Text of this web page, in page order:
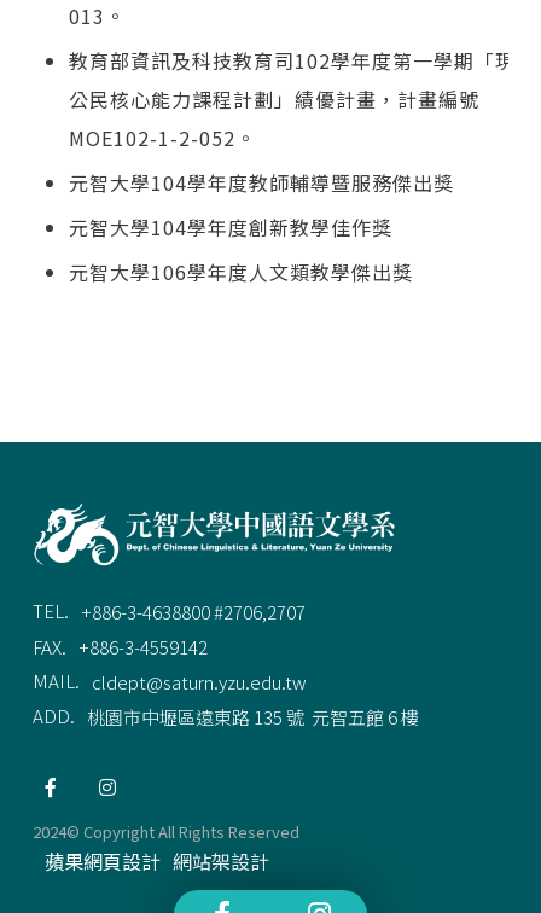
013。
教育部資訊及科技教育司102學年度第一學期「現代
公民核心能力課程計劃」績優計畫，計畫編號
MOE102-1-2-052。
元智大學104學年度教師輔導暨服務傑出獎
元智大學104學年度創新教學佳作獎
元智大學106學年度人文類教學傑出獎
TEL. +886-3-4638800 #2706,2707
FAX. +886-3-4559142
MAIL. cldept@saturn.yzu.edu.tw
ADD. 桃園市中壢區遠東路 135 號  元智五館 6 樓
2024© Copyright All Rights Reserved
蘋果網頁設計 網站架設計